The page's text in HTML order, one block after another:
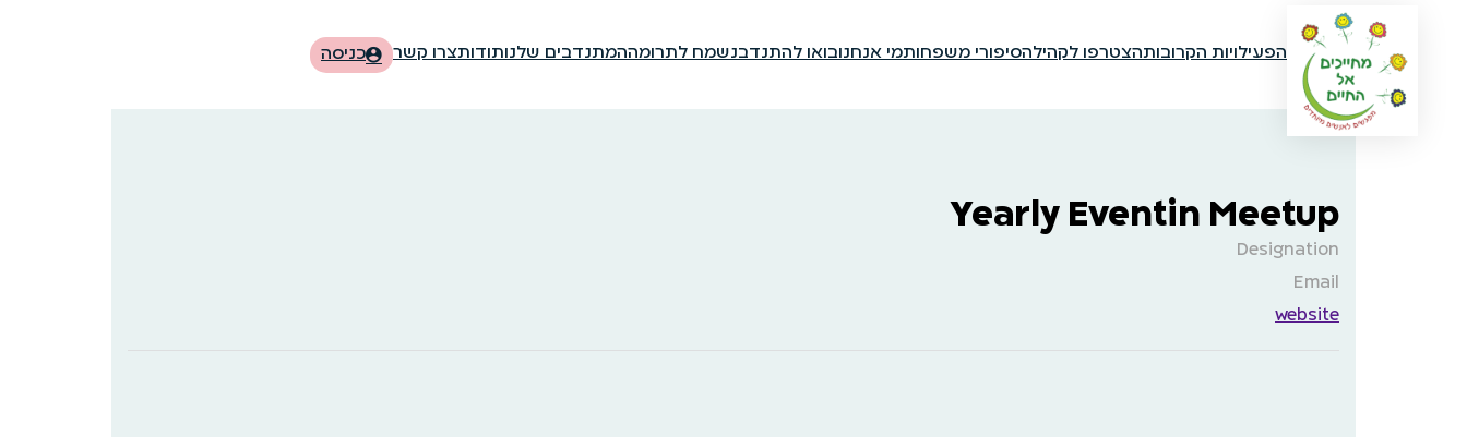
הפעילויות הקרובותהצטרפו לקהילהסיפורי משפחותמי אנחנובואו להתנדבנשמח לתרומההמתנדבים שלנותודותצרו קשר כניסה
Yearly Eventin Meetup
Designation
Email
website